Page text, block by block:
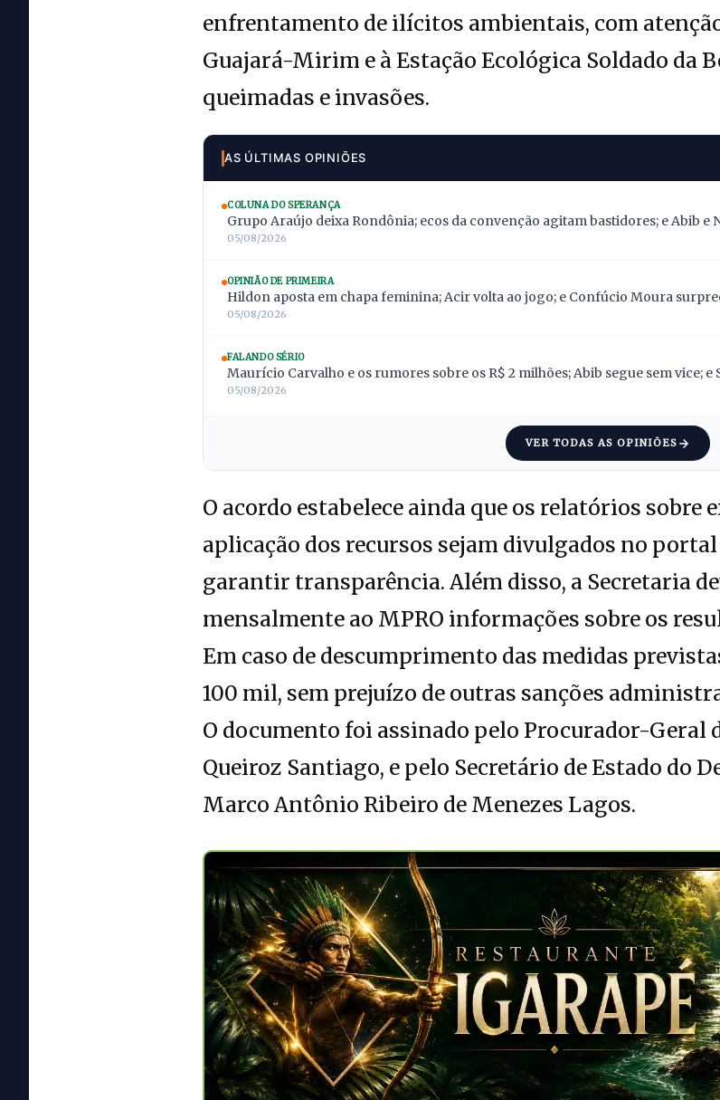
enfrentamento de ilícitos ambientais, com
Guajará-Mirim e à Estação Ecológica Soldado da
queimadas e invasões.
AS ÚLTIMAS OPINIÕES
COLUNA DO SPERANÇA
Grupo Araújo deixa Rondônia; ecos da convenção agitam bastidores; e Abib e
05/08/2026
OPINIÃO DE PRIMEIRA
Hildon aposta em chapa feminina; Acir volta ao jogo; e Confúcio Moura
05/08/2026
FALANDO SÉRIO
Maurício Carvalho e os rumores sobre os R$ 2 milhões; Abib segue sem vice;
05/08/2026
VER TODAS AS OPINIÕES
O acordo estabelece ainda que os relatórios sobre
aplicação dos recursos sejam divulgados no portal
garantir transparência. Além disso, a Secretaria
mensalmente ao MPRO informações sobre os
Em caso de descumprimento das medidas
100 mil, sem prejuízo de outras sanções
O documento foi assinado pelo Procurador-Geral
Queiroz Santiago, e pelo Secretário de Estado do
Marco Antônio Ribeiro de Menezes Lagos.